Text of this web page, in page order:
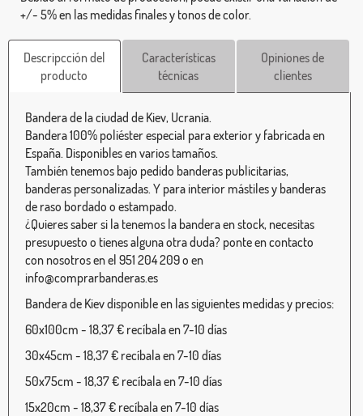
+/- 5% en las medidas finales y tonos de color.
Descripcción del
producto
Características
técnicas
Opiniones de
clientes
Bandera de la ciudad de Kiev, Ucrania.
Bandera 100% poliéster especial para exterior y fabricada en
España. Disponibles en varios tamaños.
También tenemos bajo pedido banderas publicitarias,
banderas personalizadas. Y para interior mástiles y banderas
de raso bordado o estampado.
¿Quieres saber si la tenemos la bandera en stock, necesitas
presupuesto o tienes alguna otra duda? ponte en contacto
con nosotros en el 951 204 209 o en
info@comprarbanderas.es
Bandera de Kiev disponible en las siguientes medidas y precios:
60x100cm - 18,37 € recíbala en 7-10 días
30x45cm - 18,37 € recíbala en 7-10 días
50x75cm - 18,37 € recíbala en 7-10 días
15x20cm - 18,37 € recíbala en 7-10 días